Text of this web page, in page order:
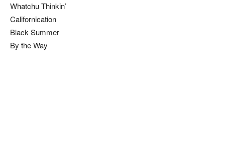
Whatchu Thinkin’
Californication
Black Summer
By the Way